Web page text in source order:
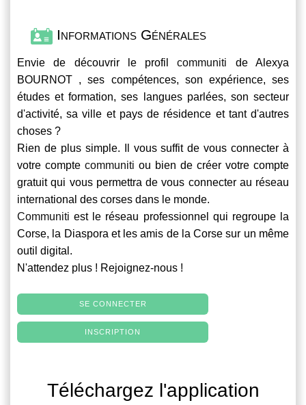
Informations Générales
Envie de découvrir le profilcommuniti de Alexya
BOURNOT , ses compétences, son expérience, ses
études et formation, ses langues parlées, son secteur
d'activité, sa ville et pays de résidence et tant d'autres
choses ?
Rien de plus simple. Il vous suffit de vous connecter à
votre compte communiti ou bien de créer votre compte
gratuit qui vous permettra de vous connecter au réseau
international des corses dans le monde.
Communiti est le réseau professionnel qui regroupe la
Corse, la Diaspora et les amis de la Corse sur un même
outil digital.
N'attendez plus ! Rejoignez-nous !
SE CONNECTER
INSCRIPTION
Téléchargez l'application